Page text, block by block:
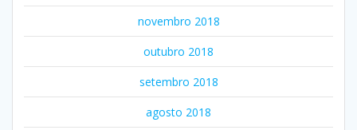
novembro 2018
outubro 2018
setembro 2018
agosto 2018